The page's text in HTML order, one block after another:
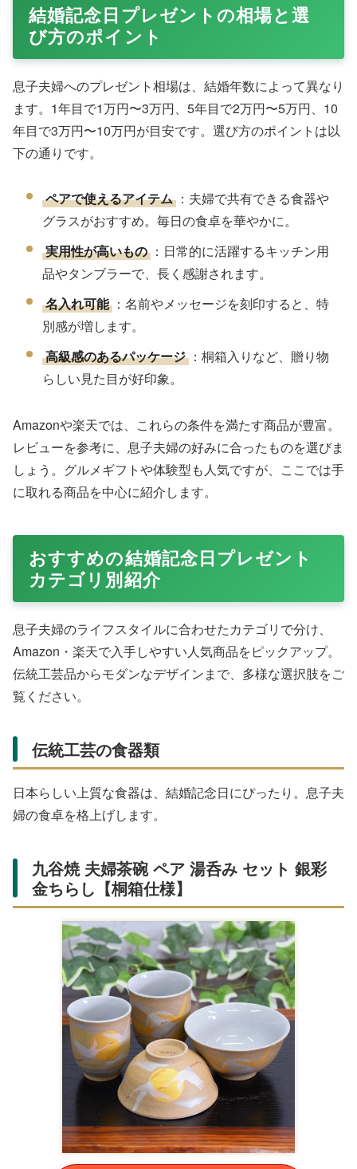
結婚記念日プレゼントの相場と選
び方のポイント
息子夫婦へのプレゼント相場は、結婚年数によって異なり
ます。1年目で1万円〜3万円、5年目で2万円〜5万円、10
年目で3万円〜10万円が目安です。選び方のポイントは以
下の通りです。
ペアで使えるアイテム ：夫婦で共有できる食器や
グラスがおすすめ。毎日の食卓を華やかに。
実用性が高いもの ：日常的に活躍するキッチン用
品やタンブラーで、長く感謝されます。
名入れ可能 ：名前やメッセージを刻印すると、特
別感が増します。
高級感のあるパッケージ ：桐箱入りなど、贈り物
らしい見た目が好印象。
Amazonや楽天では、これらの条件を満たす商品が豊富。
レビューを参考に、息子夫婦の好みに合ったものを選びま
しょう。グルメギフトや体験型も人気ですが、ここでは手
に取れる商品を中心に紹介します。
おすすめの結婚記念日プレゼント
カテゴリ別紹介
息子夫婦のライフスタイルに合わせたカテゴリで分け、
Amazon・楽天で入手しやすい人気商品をピックアップ。
伝統工芸品からモダンなデザインまで、多様な選択肢をご
覧ください。
伝統工芸の食器類
日本らしい上質な食器は、結婚記念日にぴったり。息子夫
婦の食卓を格上げします。
九谷焼 夫婦茶碗 ペア 湯呑み セット 銀彩
金ちらし【桐箱仕様】